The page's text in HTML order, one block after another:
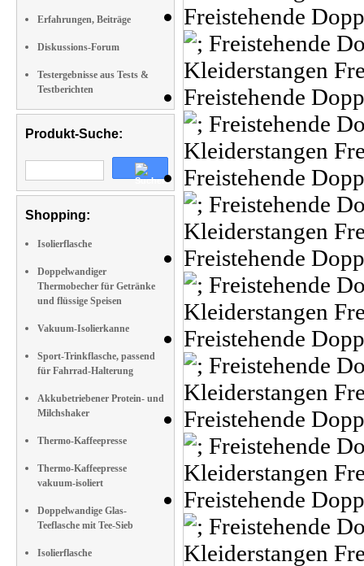
Erfahrungen, Beiträge
Diskussions-Forum
Testergebnisse aus Tests &
Testberichten
Produkt-Suche:
Shopping:
Isolierflasche
Doppelwandiger
Thermobecher für Getränke
und flüssige Speisen
Vakuum-Isolierkanne
Sport-Trinkflasche, passend
für Fahrrad-Halterung
Akkubetriebener Protein- und
Milchshaker
Thermo-Kaffeepresse
Thermo-Kaffeepresse
vakuum-isoliert
Doppelwandige Glas-
Teeflasche mit Tee-Sieb
Isolierflasche